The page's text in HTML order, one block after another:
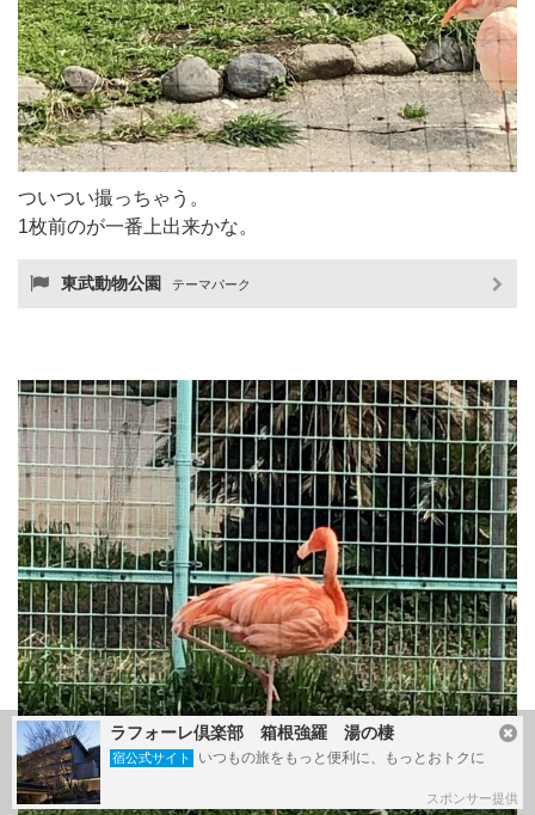
ついつい撮っちゃう。
1枚前のが一番上出来かな。
東武動物公園 テーマパーク
ラフォーレ倶楽部 箱根強羅 湯の棲
宿公式サイト いつもの旅をもっと便利に、もっとおトクに
スポンサー提供